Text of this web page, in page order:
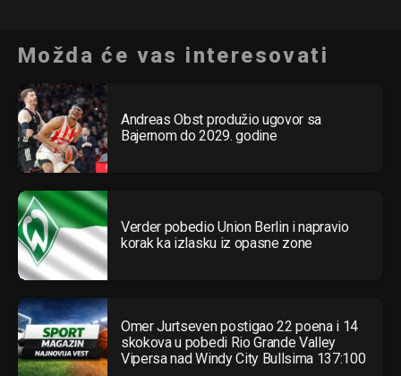
Možda će vas interesovati
Andreas Obst produžio ugovor sa
Bajernom do 2029. godine
Verder pobedio Union Berlin i napravio
korak ka izlasku iz opasne zone
Omer Jurtseven postigao 22 poena i 14
skokova u pobedi Rio Grande Valley
Vipersa nad Windy City Bullsima 137:100